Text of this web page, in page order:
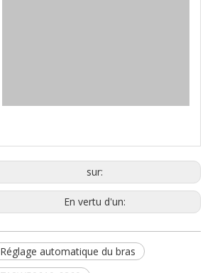
sur:
En vertu d'un:
Réglage automatique du bras